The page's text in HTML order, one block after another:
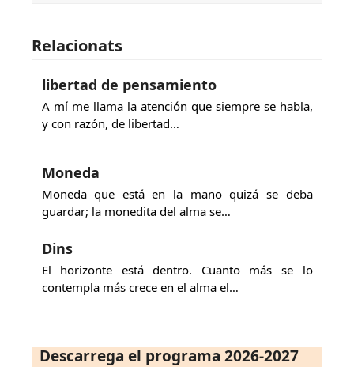
Relacionats
libertad de pensamiento
A mí me llama la atención que siempre se habla,
y con razón, de libertad…
Moneda
Moneda que está en la mano quizá se deba
guardar; la monedita del alma se…
Dins
El horizonte está dentro. Cuanto más se lo
contempla más crece en el alma el…
Descarrega el programa 2026-2027